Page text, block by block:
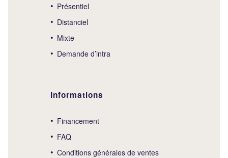
Présentiel
Distanciel
Mixte
Demande d’intra
Informations
Financement
FAQ
Conditions générales de ventes